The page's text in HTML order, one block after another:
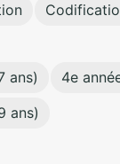
ans)
4e
ans)